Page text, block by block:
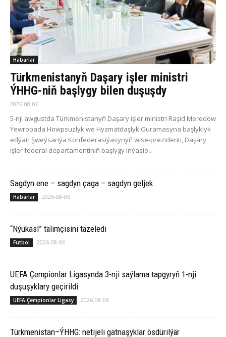
Habarlar
Türkmenistanyň Daşary işler ministri
ÝHHG-niň başlygy bilen duşuşdy
2026-08-06
5-nji awgustda Türkmenistanyň Daşary işler ministri Raşid Meredow
Ýewropada Howpsuzlyk we Hyzmatdaşlyk Guramasyna başlyklyk
edýän Şweýsariýa Konfederasiýasynyň wise-prezidenti, Daşary
işler federal departamentiniň başlygy Inýasio...
Sagdyn ene – sagdyn çaga – sagdyn geljek
Habarlar 2026-08-06
“Nýukasl” tälimçisini täzeledi
Futbol 2026-08-06
UEFA Çempionlar Ligasynda 3-nji saýlama tapgyryň 1-nji
duşuşyklary geçirildi
UEFA Çempionlar Ligasy 2026-08-06
Türkmenistan–ÝHHG: netijeli gatnaşyklar ösdürilýär